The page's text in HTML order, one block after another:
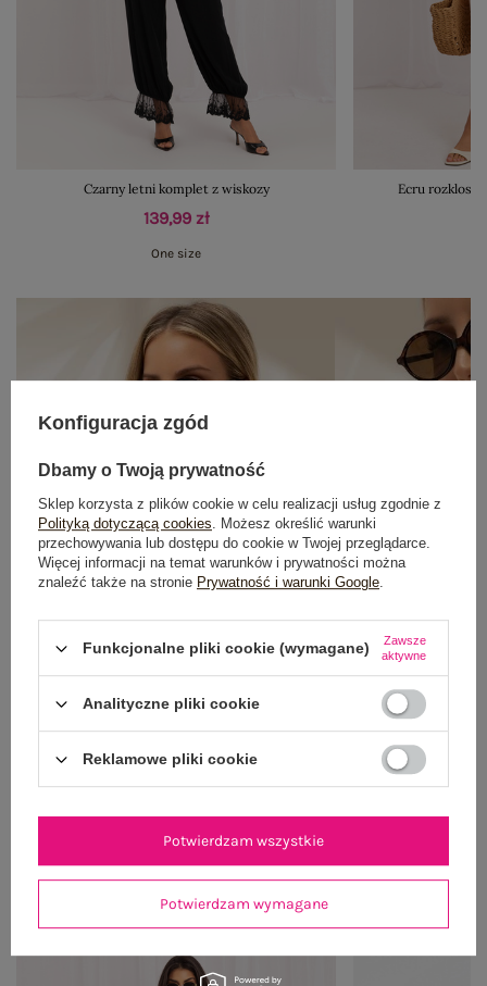
Czarny letni komplet z wiskozy
139,99 zł
One size
Ecru
OUTFIT NA RANDKĘ
Konfiguracja zgód
Dbamy o Twoją prywatność
Sklep korzysta z plików cookie w celu realizacji usług zgodnie z
Polityką dotyczącą cookies. Możesz określić warunki
przechowywania lub dostępu do cookie w Twojej przeglądarce.
Więcej informacji na temat warunków i prywatności można
znaleźć także na stronie Prywatność i warunki Google.
Funkcjonalne pliki cookie (wymagane)
Zawsze
aktywne
Analityczne pliki cookie
Reklamowe pliki cookie
Potwierdzam wymagane
Potwierdzam wszystkie